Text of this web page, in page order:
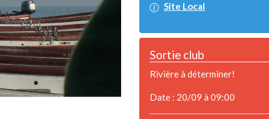
Site Local
Sortie club
Rivière à déterminer!
Date : 20/09 à 09:00